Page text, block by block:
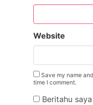
Website
Save my name
time I comment.
Beritahu